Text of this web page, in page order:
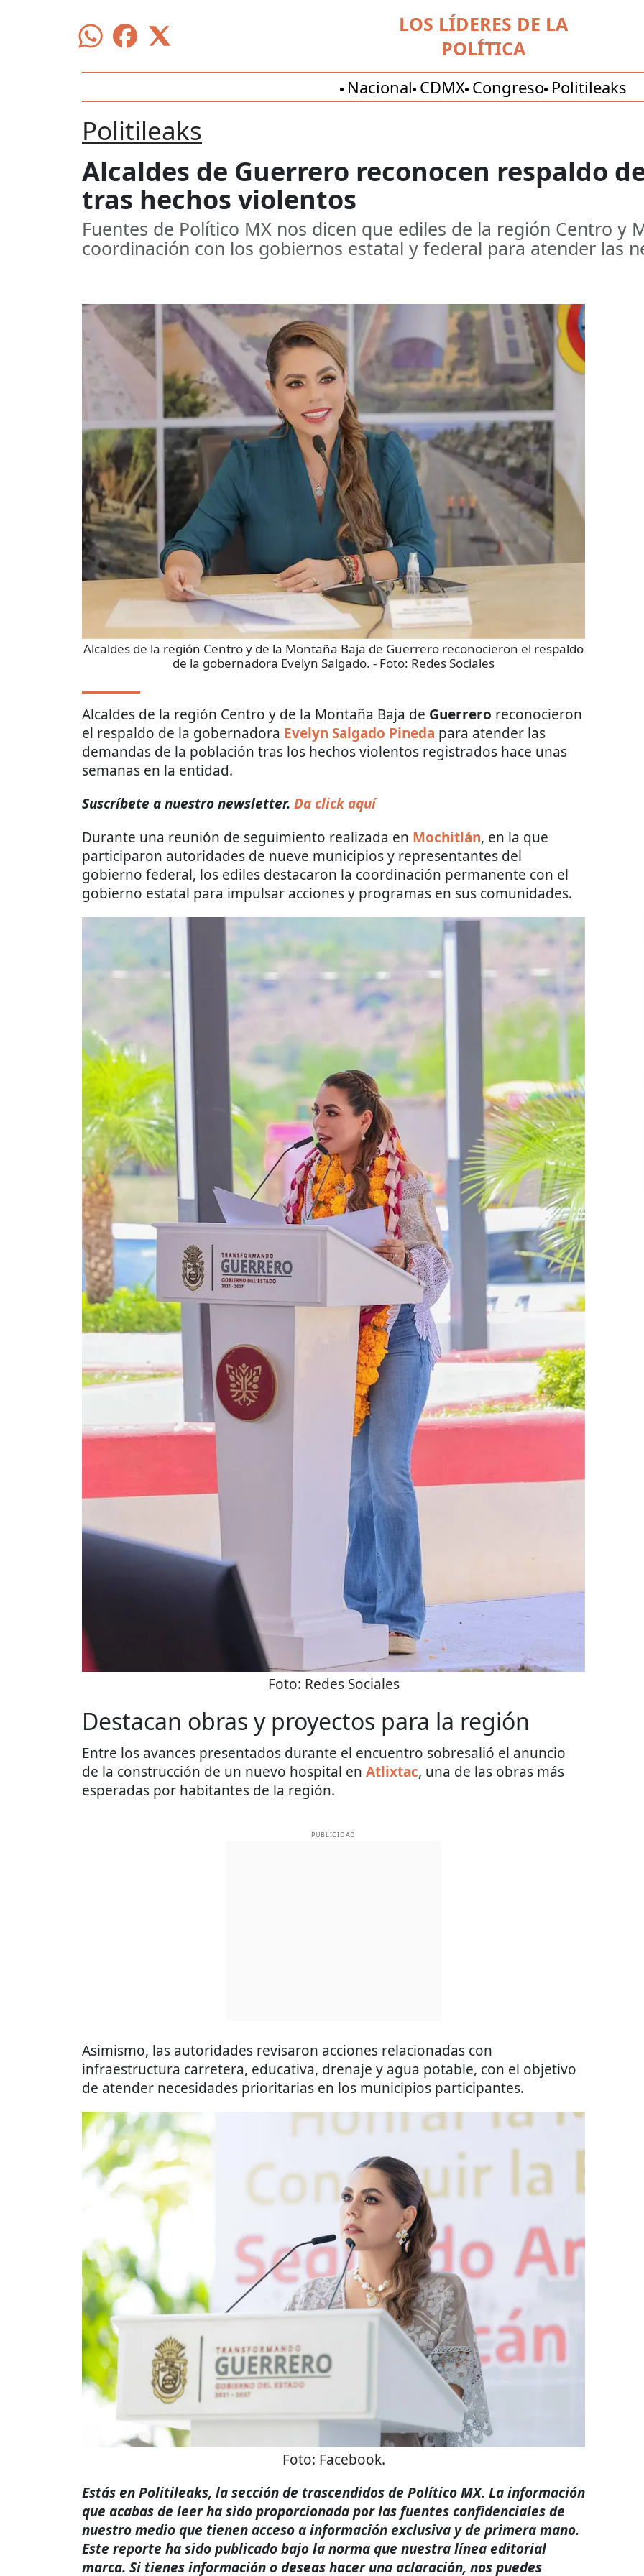
LOS LÍDERES DE LA
POLÍTICA
Nacional CDMX Congreso Politileaks
Politileaks
Alcaldes de Guerrero reconocen respaldo
tras hechos violentos
Fuentes de Político MX nos dicen que ediles de la región Centro y
coordinación con los gobiernos estatal y federal para atender las
Alcaldes de la región Centro y de la Montaña Baja de Guerrero reconocieron el respaldo
de la gobernadora Evelyn Salgado. - Foto: Redes Sociales
Alcaldes de la región Centro y de la Montaña Baja de Guerrero reconocieron
el respaldo de la gobernadora Evelyn Salgado Pineda para atender las
demandas de la población tras los hechos violentos registrados hace unas
semanas en la entidad.
Suscríbete a nuestro newsletter. Da click aquí
Durante una reunión de seguimiento realizada en Mochitlán, en la que
participaron autoridades de nueve municipios y representantes del
gobierno federal, los ediles destacaron la coordinación permanente con el
gobierno estatal para impulsar acciones y programas en sus comunidades.
Foto: Redes Sociales
Destacan obras y proyectos para la región
Entre los avances presentados durante el encuentro sobresalió el anuncio
de la construcción de un nuevo hospital en Atlixtac, una de las obras más
esperadas por habitantes de la región.
PUBLICIDAD
Asimismo, las autoridades revisaron acciones relacionadas con
infraestructura carretera, educativa, drenaje y agua potable, con el objetivo
de atender necesidades prioritarias en los municipios participantes.
Foto: Facebook.
Estás en Politileaks, la sección de trascendidos de Político MX. La información
que acabas de leer ha sido proporcionada por las fuentes confidenciales de
nuestro medio que tienen acceso a información exclusiva y de primera mano.
Este reporte ha sido publicado bajo la norma que nuestra línea editorial
marca. Si tienes información o deseas hacer una aclaración, nos puedes